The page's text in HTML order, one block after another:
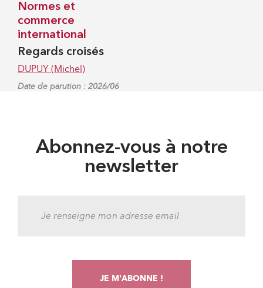
Normes et
commerce
international
Regards croisés
DUPUY (Michel)
Date de parution : 2026/06
Abonnez-vous à notre
newsletter